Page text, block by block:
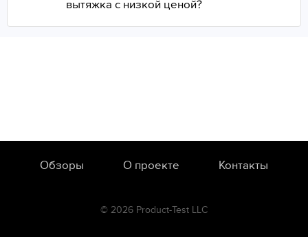
вытяжка с низкой ценой?
Обзоры О проекте Контакты
© 2026 Product-Test LLC